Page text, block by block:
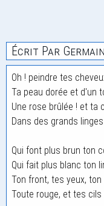
Écrit Par
Oh ! peindre tes
Ta peau dorée et d'un
Une rose brûlée ! et ta
Dans des grands
Qui font plus brun ton
Qui fait plus blanc ton
Ton front, tes yeux,
Toute rouge, et tes